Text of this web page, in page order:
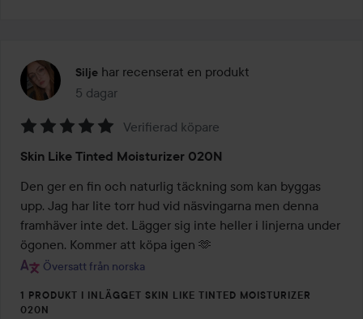
Silje har recenserat en produkt
5 dagar
Inlägget skapades 5 dagar
5
av
5
Verifierad köpare
Skin Like Tinted Moisturizer 020N
Den ger en fin och naturlig täckning som kan byggas
upp. Jag har lite torr hud vid näsvingarna men denna
framhäver inte det. Lägger sig inte heller i linjerna under
ögonen. Kommer att köpa igen 🫶
Översatt från norska
1 PRODUKT I INLÄGGET SKIN LIKE TINTED MOISTURIZER
020N